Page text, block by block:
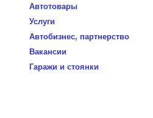
Автотовары
Услуги
Автобизнес, партнерство
Вакансии
Гаражи и стоянки